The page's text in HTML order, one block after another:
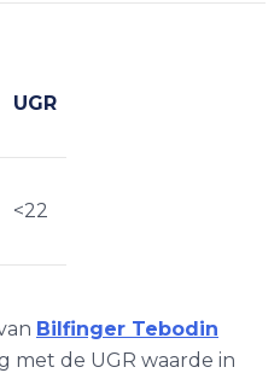
UGR
<22
Bilfinger Tebodin
met de UGR waarde in